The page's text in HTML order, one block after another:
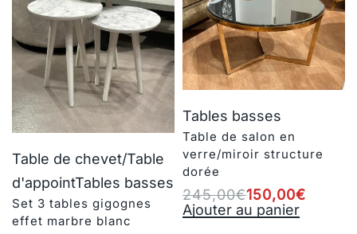
Table de chevet/Table
d'appointTables basses
Set 3 tables gigognes
effet marbre blanc
Tables basses
Table de salon en
verre/miroir structure
dorée
245,00€150,00€
Ajouter au panier